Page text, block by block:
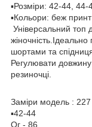
▪️Розміри: 42-44, 44-
▪️Кольори: беж принт
Універсальний топ
шортами та
Регулювати
резиночці.
Заміри модель : 227
▪️42-44
Ог - 86